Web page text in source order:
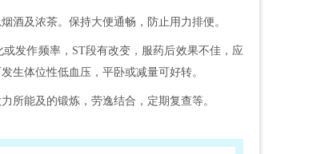
酒及浓茶。保持大便通畅，防止用力排便。
发作频率，ST段有改变，服药后效果不佳，应
生体位性低血压，平卧或减量可好转。
所能及的锻炼，劳逸结合，定期复查等。